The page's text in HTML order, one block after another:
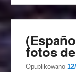
fotos
Opublikowano